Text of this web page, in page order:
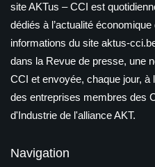
site AKTus – CCI est
dédiés à l’actualité
informations du site aktus-
dans la Revue de presse, une
CCI et envoyée, chaque jour,
des entreprises membres des
d'Industrie de l'alliance AKT.
Navigation